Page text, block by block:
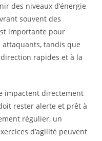
des niveaux d’énergie
souvent des
importante pour
tandis que
rapides et à la
impactent directement
rester alerte et prêt à
régulier, un
d’agilité peuvent